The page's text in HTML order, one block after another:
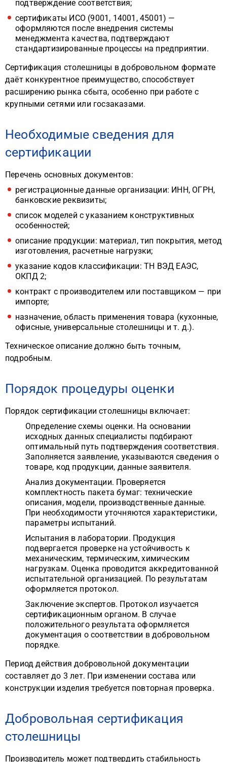
подтверждение соответствия;
сертификаты ИСО (9001, 14001, 45001) —
оформляются после внедрения системы
менеджмента качества, подтверждают
стандартизированные процессы на предприятии.
Сертификация столешницы в добровольном формате
даёт конкурентное преимущество, способствует
расширению рынка сбыта, особенно при работе с
крупными сетями или госзаказами.
Необходимые сведения для
сертификации
Перечень основных документов:
регистрационные данные организации: ИНН, ОГРН,
банковские реквизиты;
список моделей с указанием конструктивных
особенностей;
описание продукции: материал, тип покрытия, метод
изготовления, расчетные нагрузки;
указание кодов классификации: ТН ВЭД ЕАЭС,
ОКПД 2;
контракт с производителем или поставщиком — при
импорте;
назначение, область применения товара (кухонные,
офисные, универсальные столешницы и т. д.).
Техническое описание должно быть точным,
подробным.
Порядок процедуры оценки
Порядок сертификации столешницы включает:
Определение схемы оценки. На основании
исходных данных специалисты подбирают
оптимальный путь подтверждения соответствия.
Заполняется заявление, указываются сведения о
товаре, код продукции, данные заявителя.
Анализ документации. Проверяется
комплектность пакета бумаг: технические
описания, модели, производственные данные.
При необходимости уточняются характеристики,
параметры испытаний.
Испытания в лаборатории. Продукция
подвергается проверке на устойчивость к
механическим, термическим, химическим
нагрузкам. Оценка проводится аккредитованной
испытательной организацией. По результатам
оформляется протокол.
Заключение экспертов. Протокол изучается
сертификационным органом. В случае
положительного результата оформляется
документация о соответствии в добровольном
порядке.
Период действия добровольной документации
составляет до 3 лет. При изменении состава или
конструкции изделия требуется повторная проверка.
Добровольная сертификация
столешницы
Производитель может подтвердить стабильность